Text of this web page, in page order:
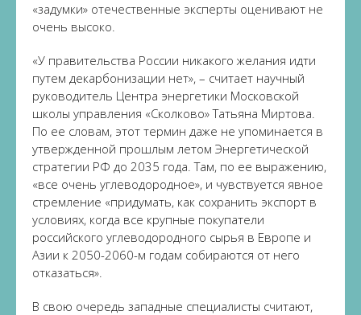
«задумки» отечественные эксперты оценивают не
очень высоко.
«У правительства России никакого желания идти
путем декарбонизации нет», – считает научный
руководитель Центра энергетики Московской
школы управления «Сколково» Татьяна Миртова.
По ее словам, этот термин даже не упоминается в
утвержденной прошлым летом Энергетической
стратегии РФ до 2035 года. Там, по ее выражению,
«все очень углеводородное», и чувствуется явное
стремление «придумать, как сохранить экспорт в
условиях, когда все крупные покупатели
российского углеводородного сырья в Европе и
Азии к 2050-2060-м годам собираются от него
отказаться».
В свою очередь западные специалисты считают,